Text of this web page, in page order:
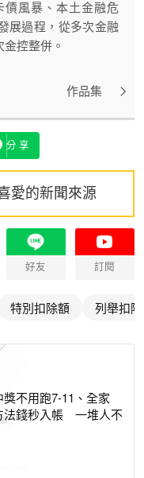
債風暴、本土金融危
展過程，從多次金融
控整併。
作品集
分享
愛的新聞來源
好友 訂閱
特別扣除額 列舉扣
不用跑7-11、全家
法錢秒入帳 一堆人不